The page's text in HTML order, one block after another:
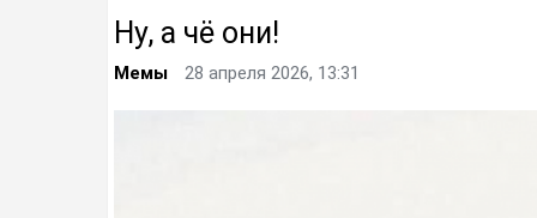
Ну, а чё они!
Мемы 28 апреля 2026, 13:31